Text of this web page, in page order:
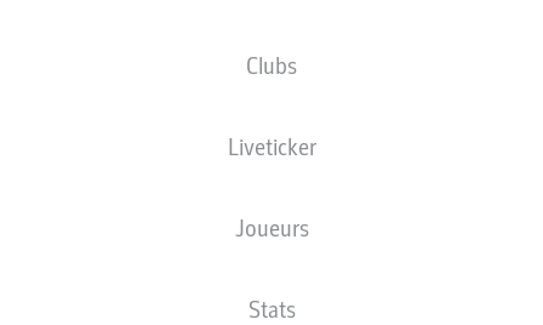
Clubs
Liveticker
Joueurs
Stats